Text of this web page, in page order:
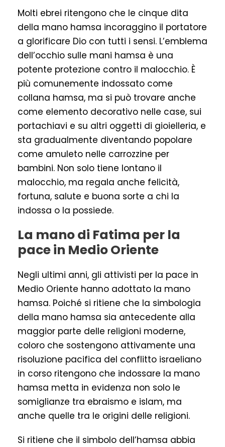
Molti ebrei ritengono che le cinque dita
della mano hamsa incoraggino il portatore
a glorificare Dio con tutti i sensi. L’emblema
dell’occhio sulle mani hamsa è una
potente protezione contro il malocchio. È
più comunemente indossato come
collana hamsa, ma si può trovare anche
come elemento decorativo nelle case, sui
portachiavi e su altri oggetti di gioielleria, e
sta gradualmente diventando popolare
come amuleto nelle carrozzine per
bambini. Non solo tiene lontano il
malocchio, ma regala anche felicità,
fortuna, salute e buona sorte a chi la
indossa o la possiede.
La mano di Fatima per la
pace in Medio Oriente
Negli ultimi anni, gli attivisti per la pace in
Medio Oriente hanno adottato la mano
hamsa. Poiché si ritiene che la simbologia
della mano hamsa sia antecedente alla
maggior parte delle religioni moderne,
coloro che sostengono attivamente una
risoluzione pacifica del conflitto israeliano
in corso ritengono che indossare la mano
hamsa metta in evidenza non solo le
somiglianze tra ebraismo e islam, ma
anche quelle tra le origini delle religioni.
Si ritiene che il simbolo dell’hamsa abbia